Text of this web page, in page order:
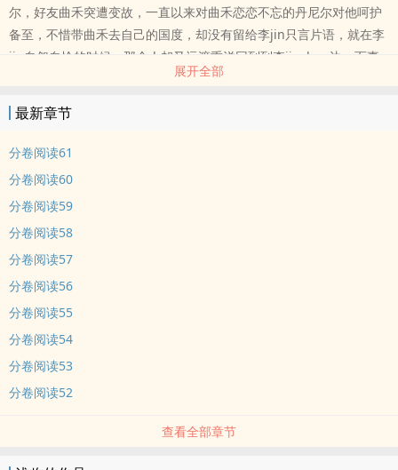
尔，好友曲禾突遭变故，一直以来对曲禾恋恋不忘的丹尼尔对他呵护
备至，不惜带曲禾去自己的国度，却没有留给李jin只言片语，就在李
jin自怨自怜的时候，那个人却又远渡重洋回到到李jinshen边，而事
实又是如何呢？lou水情缘终究又能够走多远？
展开全部
最新章节
分卷阅读61
分卷阅读60
分卷阅读59
分卷阅读58
分卷阅读57
分卷阅读56
分卷阅读55
分卷阅读54
分卷阅读53
分卷阅读52
查看全部章节